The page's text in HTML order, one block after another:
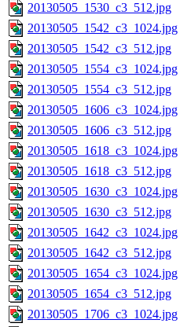
20130505_1530_c3_512.jpg
20130505_1542_c3_1024.jpg
20130505_1542_c3_512.jpg
20130505_1554_c3_1024.jpg
20130505_1554_c3_512.jpg
20130505_1606_c3_1024.jpg
20130505_1606_c3_512.jpg
20130505_1618_c3_1024.jpg
20130505_1618_c3_512.jpg
20130505_1630_c3_1024.jpg
20130505_1630_c3_512.jpg
20130505_1642_c3_1024.jpg
20130505_1642_c3_512.jpg
20130505_1654_c3_1024.jpg
20130505_1654_c3_512.jpg
20130505_1706_c3_1024.jpg